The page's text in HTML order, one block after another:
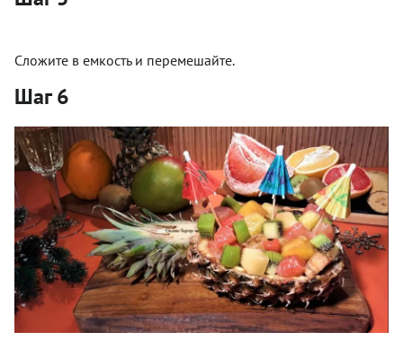
Сложите в емкость и перемешайте.
Шаг 6